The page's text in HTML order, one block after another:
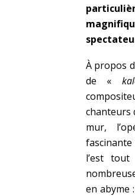
À propos
de «
chanteurs
mur,
fascinante
l’est
en abyme